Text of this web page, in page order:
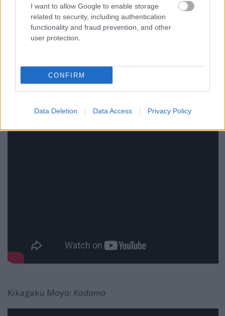
I want to allow Google to enable storage
related to security, including authentication
functionality and fraud prevention, and other
user protection.
CONFIRM
Data Deletion Data Access Privacy Policy
Kikagaku Moyo: Kodama